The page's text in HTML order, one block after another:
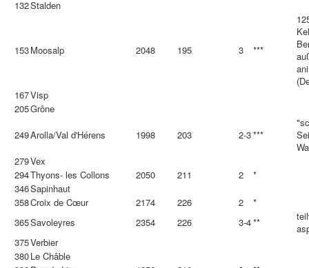
132Stalden
153Moosalp 2048 195 3 ***
167Visp
205Grône
249Arolla/Val d'Hérens 1998 203 2-3***
279Vex
294Thyons- les Collons 2050 211 2
*
346Sapinhaut
358Croix de Cœur 2174 226 2
*
365Savoleyres 2354 226 3-4**
375Verbier
380Le Châble